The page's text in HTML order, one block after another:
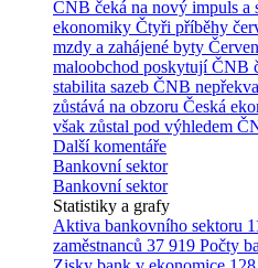
ČNB čeká na nový impuls a
ekonomiky Čtyři příběhy
mzdy a zahájené byty
maloobchod poskytují ČNB
stabilita sazeb ČNB
zůstává na obzoru Česká
však zůstal pod výhledem
Další komentáře
Bankovní sektor
Bankovní sektor
Statistiky a grafy
Aktiva bankovního sektoru
zaměstnanců 37 919 Počty